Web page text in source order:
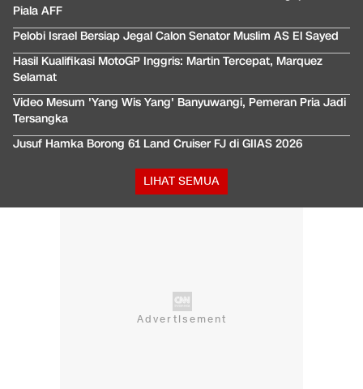
Piala AFF
Pelobi Israel Bersiap Jegal Calon Senator Muslim AS El Sayed
Hasil Kualifikasi MotoGP Inggris: Martin Tercepat, Marquez
Selamat
Video Mesum 'Yang Wis Yang' Banyuwangi, Pemeran Pria Jadi
Tersangka
Jusuf Hamka Borong 61 Land Cruiser FJ di GIIAS 2026
LIHAT SEMUA